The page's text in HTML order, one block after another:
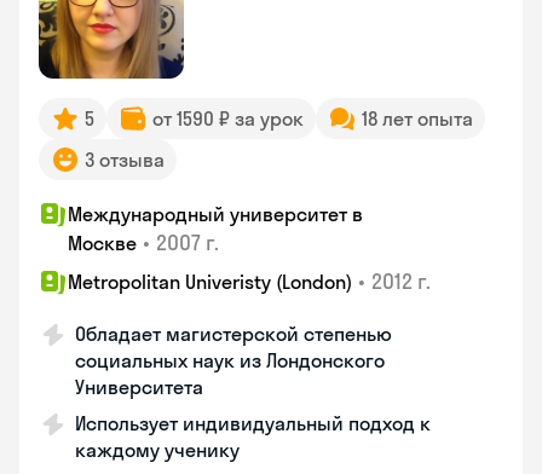
5 от 1590 ₽ за урок
18 лет опыта
3 отзыва
Международный университет в
Москве • 2007 г.
Metropolitan Univeristy (London) • 2012 г.
Обладает магистерской степенью
социальных наук из Лондонского
Университета
Использует индивидуальный подход к
каждому ученику